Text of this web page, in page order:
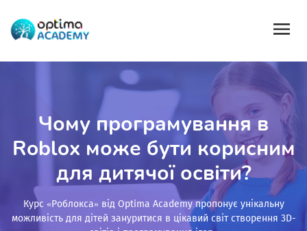
Чому програмування в
Roblox може бути корисним
для дитячої освіти?
Курс «Роблокса» від Optima Academy пропонує унікальну
можливість для дітей зануритися в цікавий світ створення 3D-